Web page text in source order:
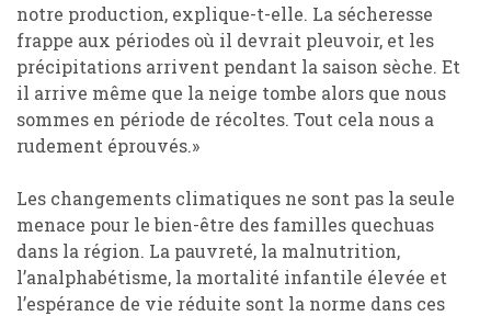
notre production, explique-t-elle. La sécheresse
frappe aux périodes où il devrait pleuvoir, et les
précipitations arrivent pendant la saison sèche. Et
il arrive même que la neige tombe alors que nous
sommes en période de récoltes. Tout cela nous a
rudement éprouvés.»
Les changements climatiques ne sont pas la seule
menace pour le bien-être des familles quechuas
dans la région. La pauvreté, la malnutrition,
l’analphabétisme, la mortalité infantile élevée et
l’espérance de vie réduite sont la norme dans ces